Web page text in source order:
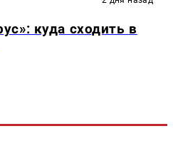
куда сходить в